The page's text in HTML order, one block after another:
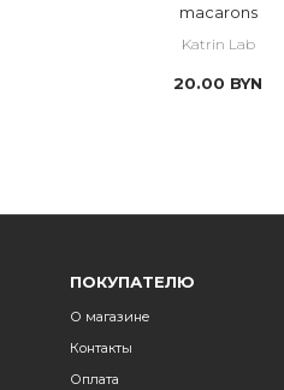
macarons
Katrin Lab
20.00 BYN
ПОКУПАТЕЛЮ
О магазине
Контакты
Оплата